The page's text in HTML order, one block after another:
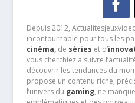
Depuis 2012,
incontournable pour tous les
cinéma,de séries et d’
vous cherchiez à suivre
découvrir les tendances du
propose un contenu riche,
l’univers du gaming, ne